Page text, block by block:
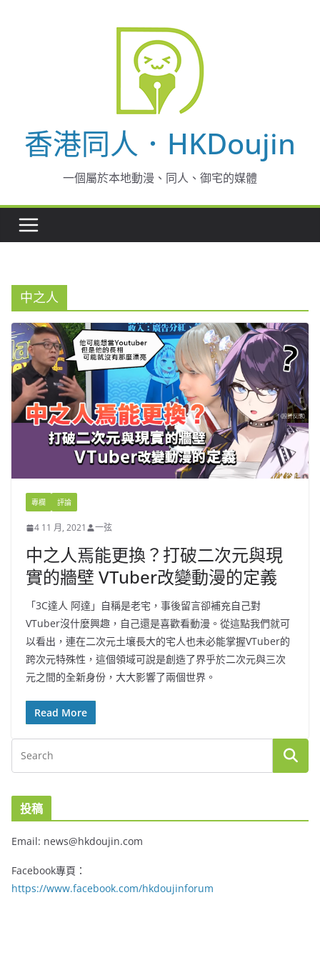
香港同人．HKDoujin
一個屬於本地動漫、同人、御宅的媒體
中之人
專欄 評論
4 11 月, 2021 一弦
中之人焉能更換？打破二次元與現
實的牆壁 VTuber改變動漫的定義
「3C達人 阿達」自稱是老宅，事後留言卻補充自己對
VTuber沒什麼興趣，自己還是喜歡看動漫。從這點我們就可
以看出，連在二次元土壤長大的宅人也未必能掌握VTuber的
跨次元特殊性，這個領域可說是創造了界乎於二次元與三次
元之間的全新身份，大大影響了兩個世界。
Read More
投稿
Email: news@hkdoujin.com
Facebook專頁：
https://www.facebook.com/hkdoujinforum